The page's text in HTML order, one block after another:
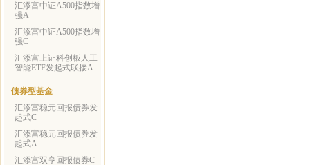
汇添富中证A500指数增
强A
汇添富中证A500指数增
强C
汇添富上证科创板人工
智能ETF发起式联接A
债券型基金
汇添富稳元回报债券发
起式C
汇添富稳元回报债券发
起式A
汇添富双享回报债券C